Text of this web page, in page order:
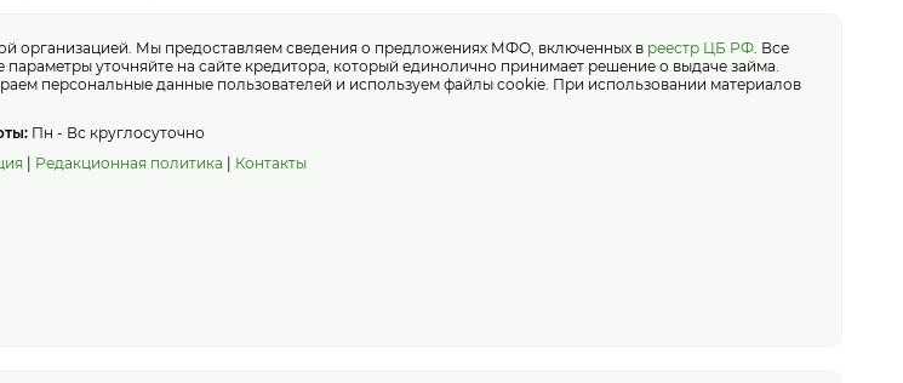
организацией. Мы предоставляем сведения о предложениях МФО, включенных в реестр ЦБ РФ. Все
параметры уточняйте на сайте кредитора, который единолично принимает решение о выдаче займа.
персональные данные пользователей и используем файлы cookie. При использовании материалов
Пн - Вс круглосуточно
Редакционная политика
Контакты